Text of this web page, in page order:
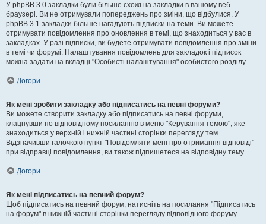
У phpBB 3.0 закладки були більше схожі на закладки в вашому веб-
браузері. Ви не отримували попереджень про зміни, що відбулися. У
phpBB 3.1 закладки більше нагадують підписки на теми. Ви можете
отримувати повідомлення про оновлення в темі, що знаходиться у вас в
закладках. У разі підписки, ви будете отримувати повідомлення про зміни
в темі чи форумі. Налаштування повідомлень для закладок і підписок
можна задати на вкладці "Особисті налаштування" особистого розділу.
Догори
Як мені зробити закладку або підписатись на певні форуми?
Ви можете створити закладку або підписатись на певні форуми,
клацнувши по відповідному посиланню в меню "Керування темою", яке
знаходиться у верхній і нижній частині сторінки перегляду тем.
Відзначивши галочкою пункт "Повідомляти мені про отримання відповіді"
при відправці повідомлення, ви також підпишетеся на відповідну тему.
Догори
Як мені підписатись на певний форум?
Щоб підписатись на певний форум, натисніть на посилання "Підписатись
на форум" в нижній частині сторінки перегляду відповідного форуму.